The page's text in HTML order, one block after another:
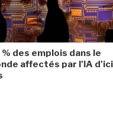
des emplois dans le
affectés par l'IA